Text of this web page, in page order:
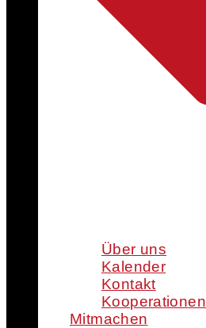
Über uns
Kalender
Kontakt
Kooperationen
Mitmachen